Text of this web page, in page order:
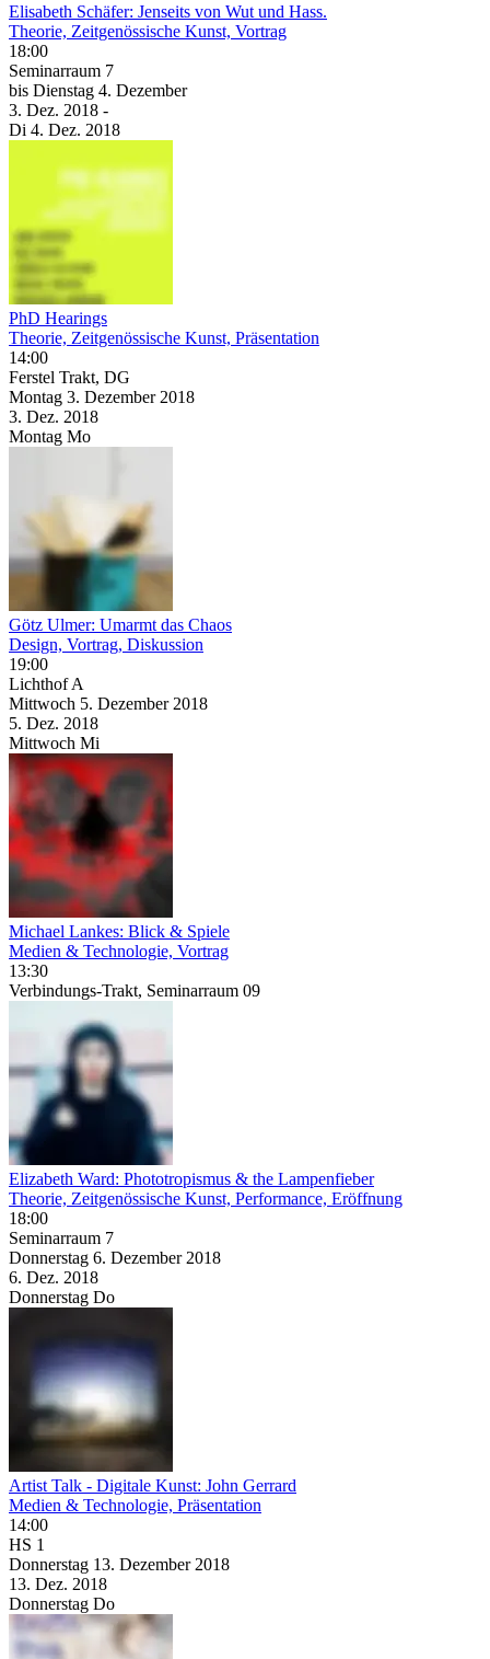
Elisabeth Schäfer: Jenseits von Wut und Hass.
Theorie, Zeitgenössische Kunst, Vortrag
18:00
Seminarraum 7
bis Dienstag 4. Dezember
3. Dez. 2018 -
Di 4. Dez. 2018
PhD Hearings
Theorie, Zeitgenössische Kunst, Präsentation
14:00
Ferstel Trakt, DG
Montag 3. Dezember 2018
3. Dez. 2018
Montag Mo
Götz Ulmer: Umarmt das Chaos
Design, Vortrag, Diskussion
19:00
Lichthof A
Mittwoch 5. Dezember 2018
5. Dez. 2018
Mittwoch Mi
Michael Lankes: Blick & Spiele
Medien & Technologie, Vortrag
13:30
Verbindungs-Trakt, Seminarraum 09
Elizabeth Ward: Phototropismus & the Lampenfieber
Theorie, Zeitgenössische Kunst, Performance, Eröffnung
18:00
Seminarraum 7
Donnerstag 6. Dezember 2018
6. Dez. 2018
Donnerstag Do
Artist Talk - Digitale Kunst: John Gerrard
Medien & Technologie, Präsentation
14:00
HS 1
Donnerstag 13. Dezember 2018
13. Dez. 2018
Donnerstag Do